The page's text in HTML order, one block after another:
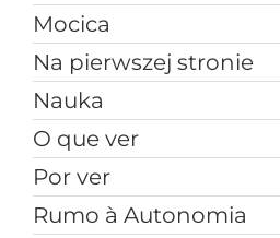
Mocica
Na pierwszej stronie
Nauka
O que ver
Por ver
Rumo à Autonomia